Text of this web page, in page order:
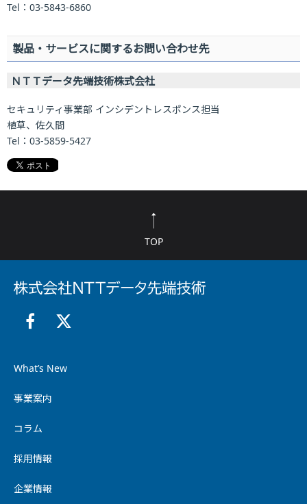
Tel：03-5843-6860
製品・サービスに関するお問い合わせ先
ＮＴＴデータ先端技術株式会社
セキュリティ事業部 インシデントレスポンス担当
植草、佐久間
Tel：03-5859-5427
TOP
What’s New
事業案内
コラム
採用情報
企業情報